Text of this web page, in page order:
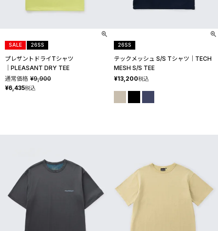
プレザントドライTシャツ
│PLEASANT DRY TEE
SALE 26SS
通常価格 ¥9,900
¥6,435税込
テックメッシュ S/S Tシャツ│TECH
MESH S/S TEE
26SS
¥13,200税込